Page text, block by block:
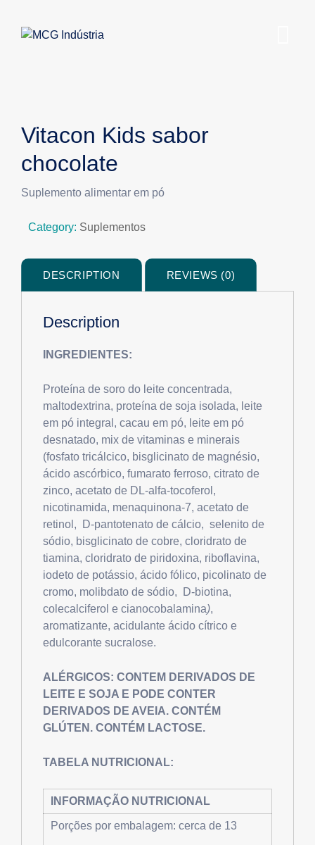
Vitacon Kids sabor
chocolate
Suplemento alimentar em pó
Category: Suplementos
DESCRIPTION REVIEWS (0)
Description
INGREDIENTES:
Proteína de soro do leite concentrada,
maltodextrina, proteína de soja isolada, leite
em pó integral, cacau em pó, leite em pó
desnatado, mix de vitaminas e minerais
(fosfato tricálcico, bisglicinato de magnésio,
ácido ascórbico, fumarato ferroso, citrato de
zinco, acetato de DL-alfa-tocoferol,
nicotinamida, menaquinona-7, acetato de
retinol, D-pantotenato de cálcio, selenito de
sódio, bisglicinato de cobre, cloridrato de
tiamina, cloridrato de piridoxina, riboflavina,
iodeto de potássio, ácido fólico, picolinato de
cromo, molibdato de sódio, D-biotina,
colecalciferol e cianocobalamina),
aromatizante, acidulante ácido cítrico e
edulcorante sucralose.
ALÉRGICOS: CONTEM DERIVADOS DE
LEITE E SOJA E PODE CONTER
DERIVADOS DE AVEIA. CONTÉM
GLÚTEN. CONTÉM LACTOSE.
TABELA NUTRICIONAL:
INFORMAÇÃO NUTRICIONAL
Porções por embalagem: cerca de 13